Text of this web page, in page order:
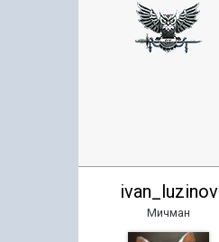
ivan_luzinov
Мичман